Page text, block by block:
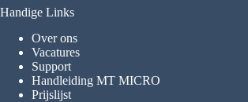
Handige Links
Over ons
Vacatures
Support
Handleiding MT MICRO
Prijslijst